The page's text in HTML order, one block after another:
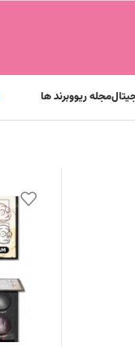
مجله ریووبرند ها